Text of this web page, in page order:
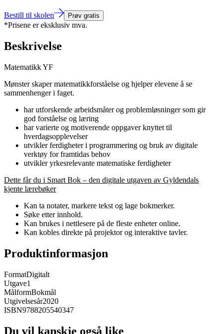
Bestill til skolen Prøv gratis
*Prisene er eksklusiv mva.
Beskrivelse
Matematikk YF
Mønster skaper matematikkforståelse og hjelper elevene å se
sammenhenger i faget.
har utforskende arbeidsmåter og problemløsninger som gir
god forståelse og læring
har varierte og motiverende oppgaver knyttet til
hverdagsopplevelser
utvikler ferdigheter i programmering og bruk av digitale
verktøy for framtidas behov
utvikler yrkesrelevante matematiske ferdigheter
Dette får du i Smart Bok – den digitale utgaven av Gyldendals
kjente lærebøker
Kan ta notater, markere tekst og lage bokmerker.
Søke etter innhold.
Kan brukes i nettlesere på de fleste enheter online.
Kan kobles direkte på projektor og interaktive tavler.
Produktinformasjon
FormatDigitalt
Utgave1
MålformBokmål
Utgivelsesår2020
ISBN9788205540347
Du vil kanskje også like